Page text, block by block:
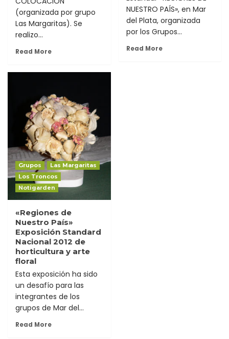
(organizada por grupo
Las Margaritas). Se
realizo...
Read More
NUESTRO PAÍS», en Mar
del Plata, organizada
por los Grupos...
Read More
Grupos
Las Margaritas
Los Troncos
Notigarden
«Regiones de
Nuestro País»
Exposición Standard
Nacional 2012 de
horticultura y arte
floral
Esta exposición ha sido
un desafío para las
integrantes de los
grupos de Mar del...
Read More